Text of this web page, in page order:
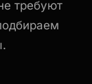
требуют